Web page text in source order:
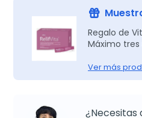
Regalo de
Máximo
Ver más
¿Necesitas